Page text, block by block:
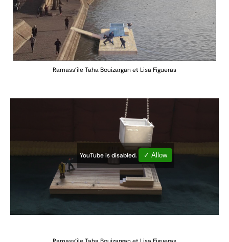
Ramass'îleTaha Bouizargan et Lisa Figueras
YouTube is disabled. ✓ Allow